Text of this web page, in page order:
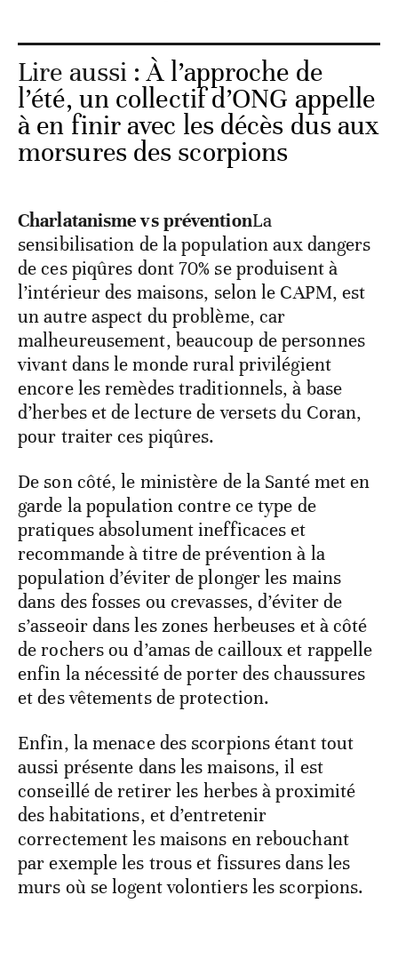
Lire aussi :À l’approche de
l’été, un collectif d’ONG appelle
à en finir avec les décès dus aux
morsures des scorpions
Charlatanisme vs préventionLa
sensibilisation de la population aux dangers
de ces piqûres dont 70% se produisent à
l’intérieur des maisons, selon le CAPM, est
un autre aspect du problème, car
malheureusement, beaucoup de personnes
vivant dans le monde rural privilégient
encore les remèdes traditionnels, à base
d’herbes et de lecture de versets du Coran,
pour traiter ces piqûres.
De son côté, le ministère de la Santé met en
garde la population contre ce type de
pratiques absolument inefficaces et
recommande à titre de prévention à la
population d’éviter de plonger les mains
dans des fosses ou crevasses, d’éviter de
s’asseoir dans les zones herbeuses et à côté
de rochers ou d’amas de cailloux et rappelle
enfin la nécessité de porter des chaussures
et des vêtements de protection.
Enfin, la menace des scorpions étant tout
aussi présente dans les maisons, il est
conseillé de retirer les herbes à proximité
des habitations, et d’entretenir
correctement les maisons en rebouchant
par exemple les trous et fissures dans les
murs où se logent volontiers les scorpions.